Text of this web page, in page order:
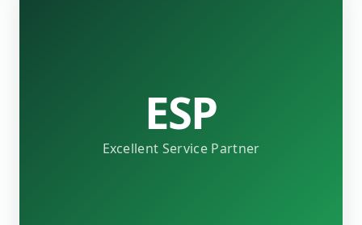
ESP
Excellent Service Partner